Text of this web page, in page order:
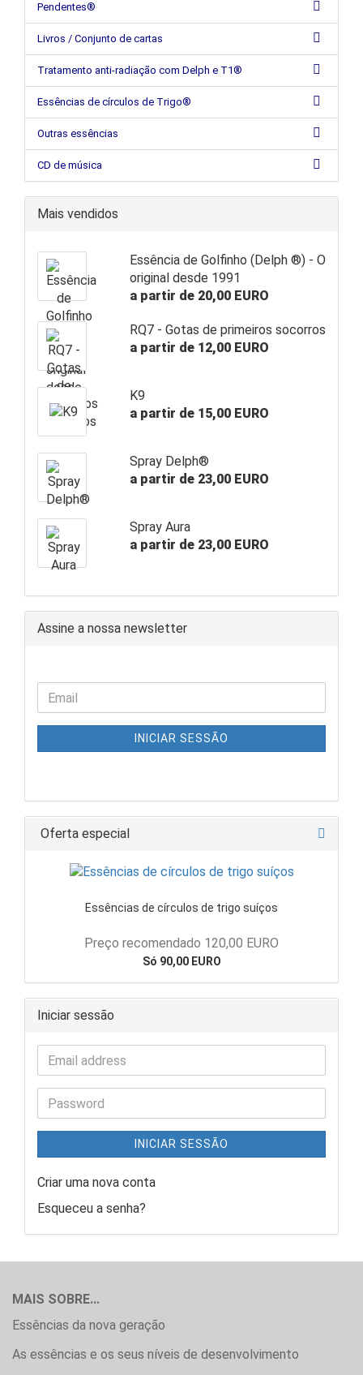
Pendentes®
Livros / Conjunto de cartas
Tratamento anti-radiação com Delph e T1®
Essências de círculos de Trigo®
Outras essências
CD de música
Mais vendidos
Essência de Golfinho (Delph ®) - O
original desde 1991
a partir de 20,00 EURO
RQ7 - Gotas de primeiros socorros
a partir de 12,00 EURO
K9
a partir de 15,00 EURO
Spray Delph®
a partir de 23,00 EURO
Spray Aura
a partir de 23,00 EURO
Assine a nossa newsletter
INICIAR SESSÃO
Oferta especial
Essências de círculos de trigo suíços
Preço recomendado 120,00 EURO
Só 90,00 EURO
Iniciar sessão
INICIAR SESSÃO
Criar uma nova conta
Esqueceu a senha?
MAIS SOBRE...
Essências da nova geração
As essências e os seus níveis de desenvolvimento